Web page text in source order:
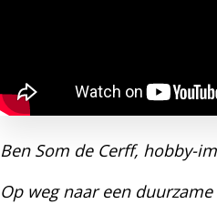
Ben Som de Cerff, hobby-
Op weg naar een